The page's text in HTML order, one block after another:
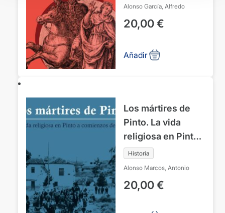
Alonso García, Alfredo
20,00€
Añadir
Los mártires de
Pinto. La vida
religiosa en Pinto
a comienzos del s.
xx
Historia
Alonso Marcos, Antonio
20,00€